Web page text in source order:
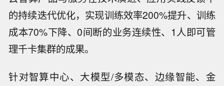
的持续迭代优化，实现训练效率200%提升、训练
成本70%下降、0间断的业务连续性、1人即可管
理千卡集群的成果。
针对智算中心、大模型/多模态、边缘智能、金